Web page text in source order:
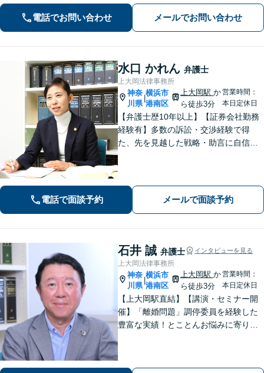
【初回面談無料】【夜間・休日は予約
で対応可】【法テラス可】
電話でお問い合わせ メールでお問い合わせ
水口 かれん 弁護士
上大岡法律事務所
神奈
川県
横浜市
港南区
上大岡駅か
ら徒歩3分
営業時間：
本日定休日
【弁護士歴10年以上】【証券会社勤務
経験有】多数の訴訟・交渉経験で得
た、先を見越した戦略・助言に自信が
電話で面談予約 メールで面談予約
石井 誠 弁護士 インタビューを見る
上大岡法律事務所
神奈
川県
横浜市
港南区
上大岡駅か
ら徒歩3分
営業時間：
本日定休日
【上大岡駅直結】【講演・セミナー開
催】「離婚問題」調停委員を経験した
豊富な実績！とことんお悩みに寄り添